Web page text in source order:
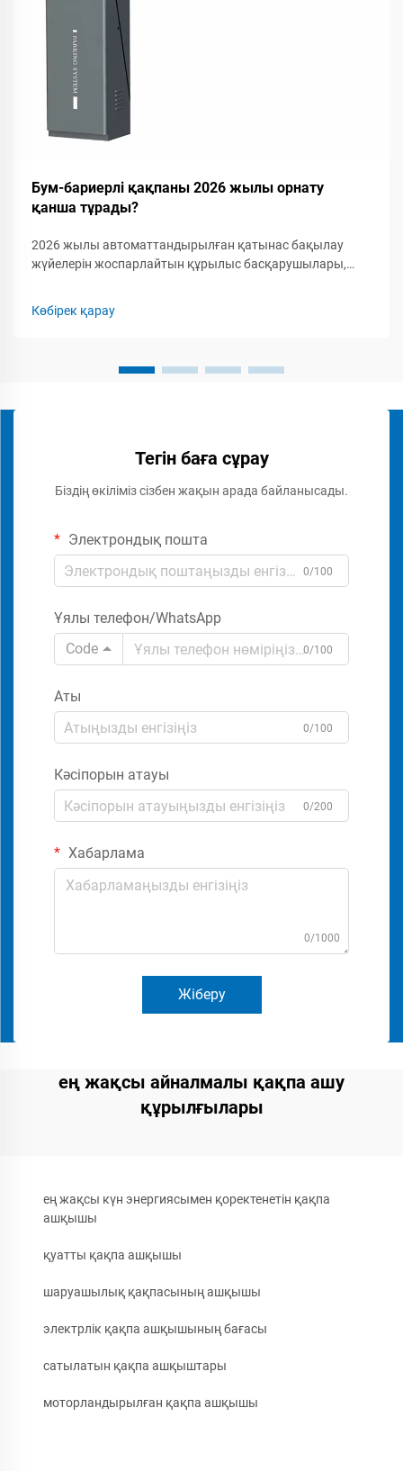
Бум-бариерлі қақпаны 2026 жылы орнату
қанша тұрады?
2026 жылы автоматтандырылған қатынас бақылау
жүйелерін жоспарлайтын құрылыс басқарушылары,
құрылымын түсіну маңызды. Бум-бариерлік қақпаққа...
Көбірек қарау
Тегін баға сұрау
Біздің өкіліміз сізбен жақын арада байланысады.
Электрондық пошта
0/100
Ұялы телефон/WhatsApp
Code
0/100
Аты
0/100
Кәсіпорын атауы
0/200
Хабарлама
0/1000
Жіберу
ең жақсы айналмалы қақпа ашу
құрылғылары
ең жақсы күн энергиясымен қоректенетін қақпа
ашқышы
қуатты қақпа ашқышы
шаруашылық қақпасының ашқышы
электрлік қақпа ашқышының бағасы
сатылатын қақпа ашқыштары
моторландырылған қақпа ашқышы